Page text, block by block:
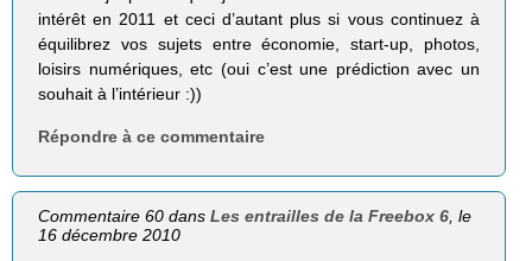
intérêt en 2011 et ceci d’autant plus si vous continuez à
équilibrez vos sujets entre économie, start-up, photos,
loisirs numériques, etc (oui c’est une prédiction avec un
souhait à l’intérieur :))
Répondre à ce commentaire
Commentaire 60 dansLes entrailles de la Freebox 6 , le
16 décembre 2010